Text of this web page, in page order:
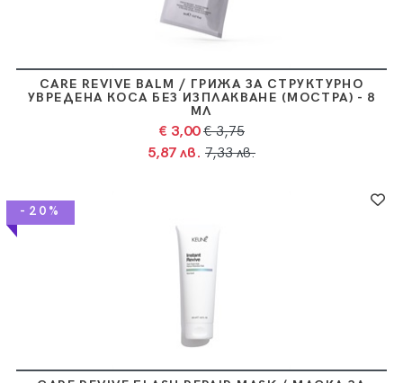
CARE REVIVE BALM / ГРИЖА ЗА СТРУКТУРНО
УВРЕДЕНА КОСА БЕЗ ИЗПЛАКВАНЕ (МОСТРА) - 8
МЛ
€ 3,00 € 3,75
5,87 лв. 7,33 лв.
-20%